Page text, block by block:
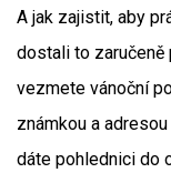
A jak zajistit, aby
dostali to zaručeně
vezmete vánoční
známkou a
dáte pohlednici do